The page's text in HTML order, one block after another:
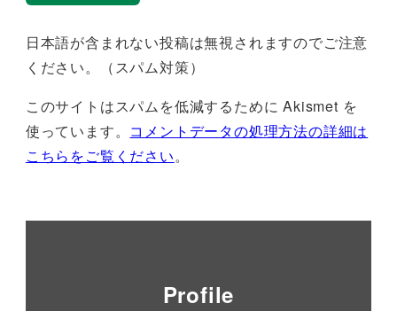
日本語が含まれない投稿は無視されますのでご注意
ください。（スパム対策）
このサイトはスパムを低減するために Akismet を
使っています。 コメントデータの処理方法の詳細は
こちらをご覧ください。
Profile